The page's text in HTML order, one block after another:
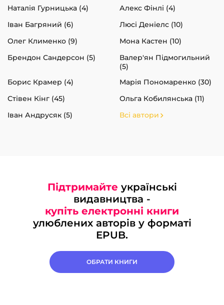
Наталія Гурницька (4)
Алекс Фінлі (4)
Іван Багряний (6)
Люсі Деніелс (10)
Олег Клименко (9)
Мона Кастен (10)
Брендон Сандерсон (5)
Валер'ян Підмогильний
(5)
Борис Крамер (4)
Марія Пономаренко (30)
Стівен Кінг (45)
Ольга Кобилянська (11)
Іван Андрусяк (5)
Всі автори
Підтримайте українські
видавництва -
купіть електронні книги
улюблених авторів у форматі
EPUB.
ОБРАТИ КНИГИ